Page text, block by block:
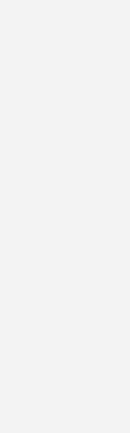
(z.B.
einem
damit von
auf einzelne
über
zu
Objekten in
Die
so
die SLAs messen
über die
von kritischen
und über